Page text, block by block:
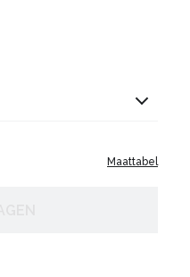
Maattabel